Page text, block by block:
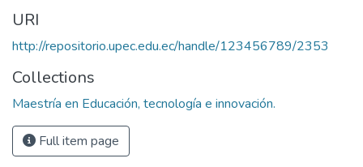
URI
http://repositorio.upec.edu.ec/handle/123456789/2353
Collections
Maestría en Educación, tecnología e innovación.
Full item page